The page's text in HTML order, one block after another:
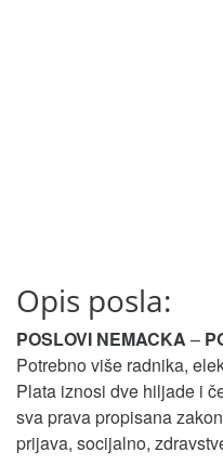
Opis posla:
POSLOVI NEMACKA –
Potrebno više radnika,
Plata iznosi dve hiljade i
sva prava propisana
prijava, socijalno,